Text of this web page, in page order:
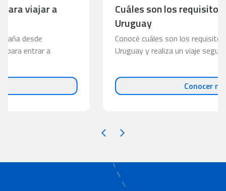
Cuáles son los requisitos para entrar a
Conocé cuáles son los requisitos para entrar a
Uruguay y realiza un viaje seguro con ASSIST 365.
Conocer más